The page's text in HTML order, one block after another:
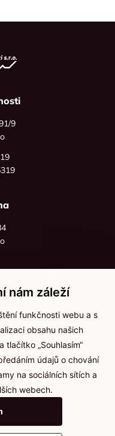
9
066
údajů
nám záleží
funkčnosti webu a s
obsahu našich
„Souhlasím“
údajů o chování
na sociálních sítích a
webech.